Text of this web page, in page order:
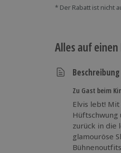
* Der Rabatt ist nicht
Alles auf
Beschreibung
Zu Gast beim
Elvis lebt!
zurück in die
glamouröse